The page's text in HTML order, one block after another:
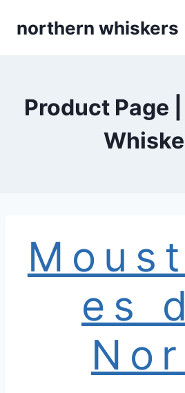
northern whiskers
Product Page
es